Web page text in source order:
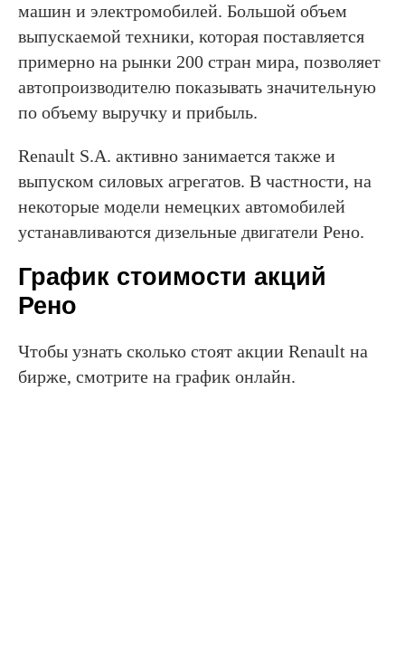
машин и электромобилей. Большой объем
выпускаемой техники, которая поставляется
примерно на рынки 200 стран мира, позволяет
автопроизводителю показывать значительную
по объему выручку и прибыль.
Renault S.A. активно занимается также и
выпуском силовых агрегатов. В частности, на
некоторые модели немецких автомобилей
устанавливаются дизельные двигатели Рено.
График стоимости акций
Рено
Чтобы узнать сколько стоят акции Renault на
бирже, смотрите на график онлайн.